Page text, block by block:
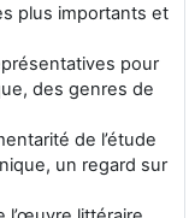
plus importants et
pour
des genres de
de l’étude
un regard sur